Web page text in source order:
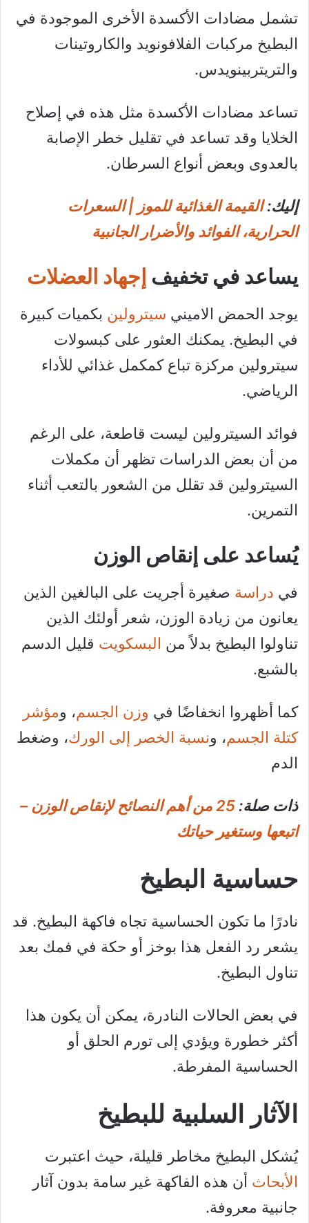
تشمل مضادات الأكسدة الأخرى الموجودة في
البطيخ مركبات الفلافونويد والكاروتينات
والتريتربينويدس.
تساعد مضادات الأكسدة مثل هذه في إصلاح
الخلايا وقد تساعد في تقليل خطر الإصابة
بالعدوى وبعض أنواع السرطان.
إليك: القيمة الغذائية للموز | السعرات
الحرارية، الفوائد والأضرار الجانبية
يساعد في تخفيف إجهاد العضلات
يوجد الحمض الاميني سيترولين بكميات كبيرة
في البطيخ. يمكنك العثور على كبسولات
سيترولين مركزة تباع كمكمل غذائي للأداء
الرياضي.
فوائد السيترولين ليست قاطعة، على الرغم
من أن بعض الدراسات تظهر أن مكملات
السيترولين قد تقلل من الشعور بالتعب أثناء
التمرين.
يُساعد على إنقاص الوزن
في دراسة صغيرة أجريت على البالغين الذين
يعانون من زيادة الوزن، شعر أولئك الذين
تناولوا البطيخ بدلاً من البسكويت قليل الدسم
بالشبع.
كما أظهروا انخفاضًا في وزن الجسم، ومؤشر
كتلة الجسم، ونسبة الخصر إلى الورك، وضغط
الدم
ذات صلة:
25 من أهم النصائح لإنقاص الوزن –
اتبعها وستغير حياتك
حساسية البطيخ
نادرًا ما تكون الحساسية تجاه فاكهة البطيخ. قد
يشعر رد الفعل هذا بوخز أو حكة في فمك بعد
تناول البطيخ.
في بعض الحالات النادرة، يمكن أن يكون هذا
أكثر خطورة ويؤدي إلى تورم الحلق أو
الحساسية المفرطة.
الآثار السلبية للبطيخ
يُشكل البطيخ مخاطر قليلة، حيث اعتبرت
الأبحاث أن هذه الفاكهة غير سامة بدون آثار
جانبية معروفة.